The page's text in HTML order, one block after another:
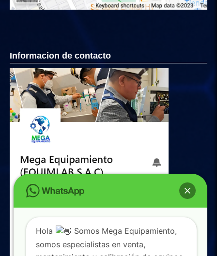
Informacion de contacto
Hola
Somos Mega Equipamiento,
somos especialistas en venta,